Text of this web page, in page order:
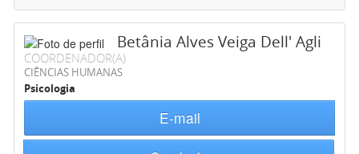
Betânia Alves Veiga Dell' Agli
COORDENADOR(A)
CIÊNCIAS HUMANAS
Psicologia
E-mail